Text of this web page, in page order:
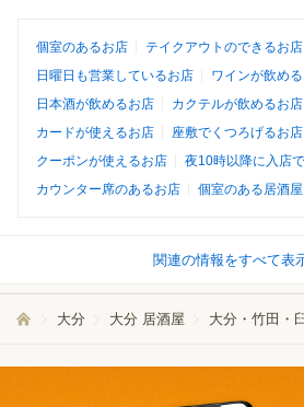
個室のあるお店 テイクアウトのできるお店
日曜日も営業しているお店
ワインが飲め
日本酒が飲めるお店
カクテルが飲めるお店
カードが使えるお店
座敷でくつろげるお店
クーポンが使えるお店
夜10時以降に入店
カウンター席のあるお店
個室のある居酒屋
関連の情報をすべて表
大分 大分 居酒屋 大分・竹田・